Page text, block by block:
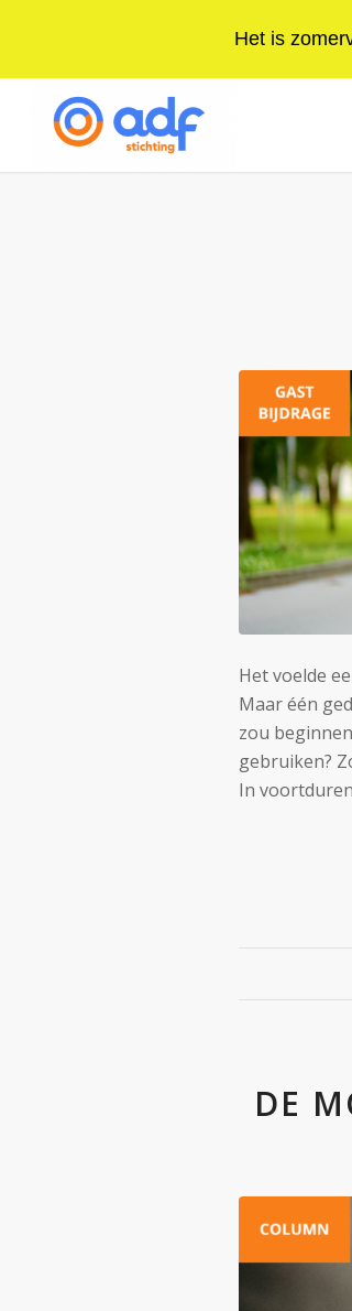
Het voelde
Maar één
zou
gebruiken?
In
DE
Het is